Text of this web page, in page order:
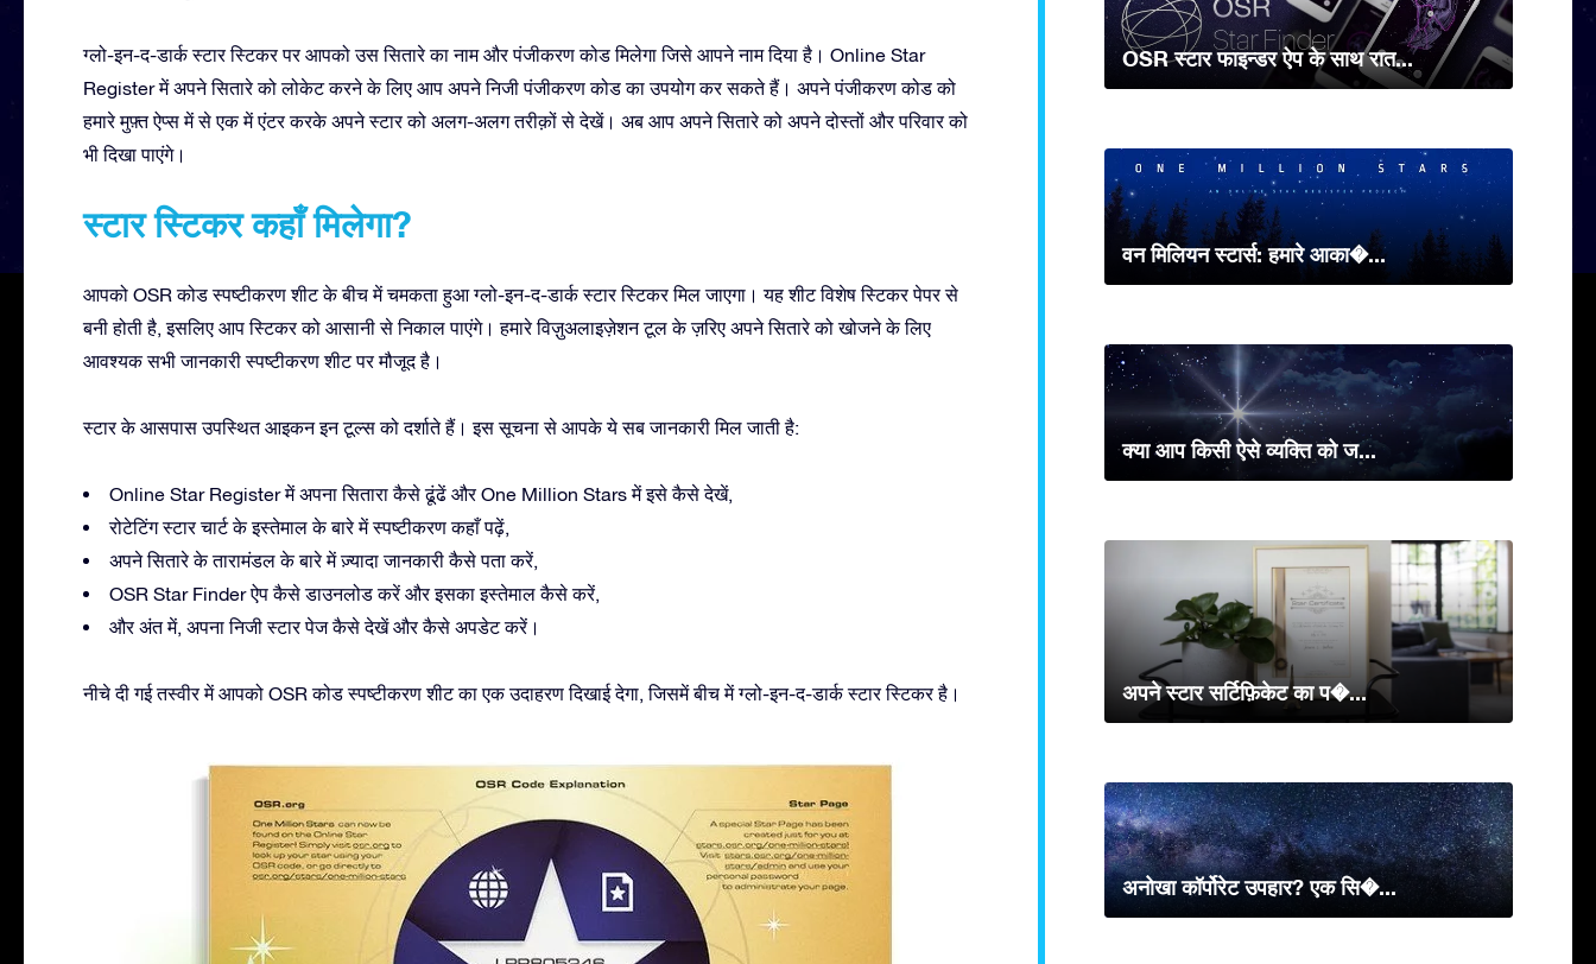
ग्लो-इन-द-डार्क स्टार स्टिकर पर आपको उस सितारे का नाम और पंजीकरण कोड मिलेगा जिसे आपने नाम दिया है। Online Star
Register में अपने सितारे को लोकेट करने के लिए आप अपने निजी पंजीकरण कोड का उपयोग कर सकते हैं। अपने पंजीकरण कोड को
हमारे मुफ़्त ऐप्स में से एक में एंटर करके अपने स्टार को अलग-अलग तरीक़ों से देखें। अब आप अपने सितारे को अपने दोस्तों और परिवार को
भी दिखा पाएंगे।
स्टार स्टिकर कहाँ मिलेगा?
आपको OSR कोड स्पष्टीकरण शीट के बीच में चमकता हुआ ग्लो-इन-द-डार्क स्टार स्टिकर मिल जाएगा। यह शीट विशेष स्टिकर पेपर से
बनी होती है, इसलिए आप स्टिकर को आसानी से निकाल पाएंगे। हमारे विज़ुअलाइज़ेशन टूल के ज़रिए अपने सितारे को खोजने के लिए
आवश्यक सभी जानकारी स्पष्टीकरण शीट पर मौजूद है।
स्टार के आसपास उपस्थित आइकन इन टूल्स को दर्शाते हैं। इस सूचना से आपके ये सब जानकारी मिल जाती है:
Online Star Register में अपना सितारा कैसे ढूंढें और One Million Stars में इसे कैसे देखें,
रोटेटिंग स्टार चार्ट के इस्तेमाल के बारे में स्पष्टीकरण कहाँ पढ़ें,
अपने सितारे के तारामंडल के बारे में ज़्यादा जानकारी कैसे पता करें,
OSR Star Finder ऐप कैसे डाउनलोड करें और इसका इस्तेमाल कैसे करें,
और अंत में, अपना निजी स्टार पेज कैसे देखें और कैसे अपडेट करें।
नीचे दी गई तस्वीर में आपको OSR कोड स्पष्टीकरण शीट का एक उदाहरण दिखाई देगा, जिसमें बीच में ग्लो-इन-द-डार्क स्टार स्टिकर है।
OSR स्टार फाइन्डर ऐप के साथ रात...
वन मिलियन स्टार्स: हमारे आका�...
क्या आप किसी ऐसे व्यक्ति को ज...
अपने स्टार सर्टिफ़िकेट का प�...
अनोखा कॉर्पोरेट उपहार? एक सि�...